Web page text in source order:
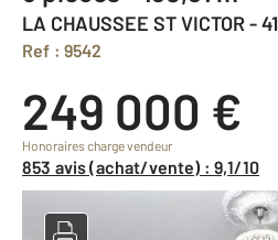
LA CHAUSSEE ST VICTOR - 41
Ref : 9542
249 000 €
Honoraires charge vendeur
853 avis (achat/vente) : 9,1/10